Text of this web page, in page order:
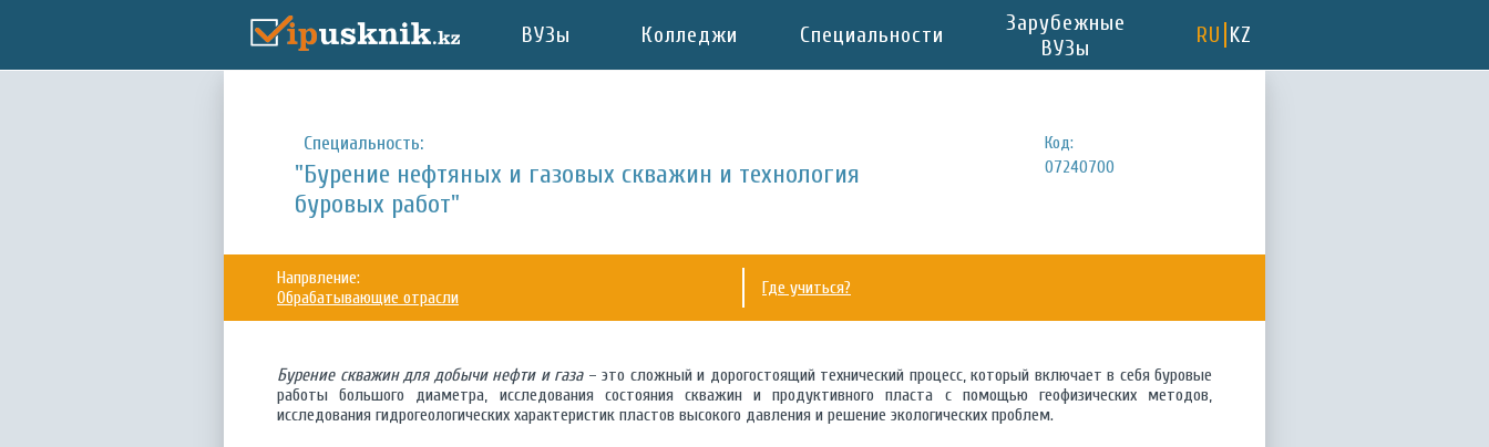
ВУЗы Колледжи Специальности
Зарубежные
ВУЗы
RU KZ
Специальность:
"Бурение нефтяных и газовых скважин и технология
буровых работ"
Код:
07240700
Напрвление:
Обрабатывающие отрасли
Где учиться?
Бурение скважин для добычи нефти и газа– это сложный и дорогостоящий технический процесс, который включает в себя буровые
работы большого диаметра, исследования состояния скважин и продуктивного пласта с помощью геофизических методов,
исследования гидрогеологических характеристик пластов высокого давления и решение экологических проблем.